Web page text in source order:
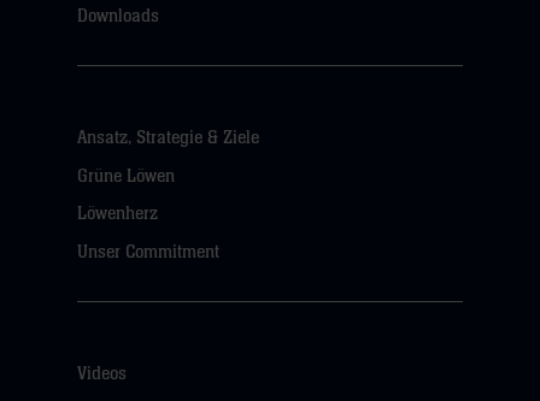
Downloads
Ansatz, Strategie & Ziele
Grüne Löwen
Löwenherz
Unser Commitment
Videos